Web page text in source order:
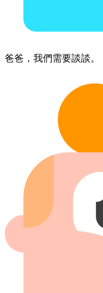
爸爸，​我們​需要​談談。